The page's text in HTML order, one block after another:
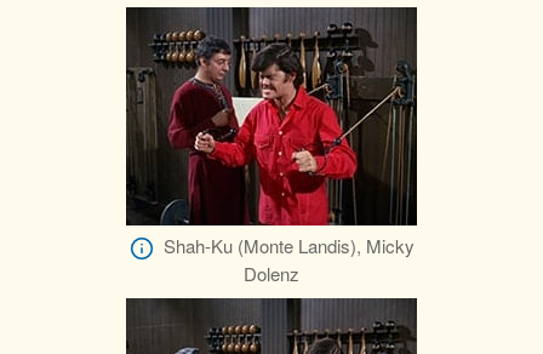
Shah-Ku (Monte Landis), Micky
Dolenz